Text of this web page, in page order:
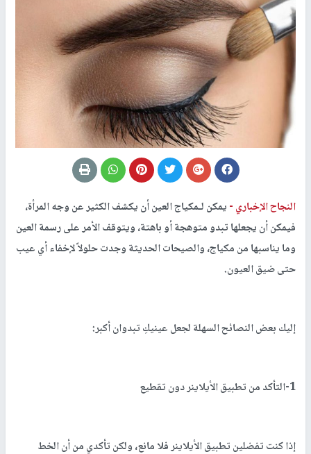
النجاح الإخباري -يمكن لـمكياج العين أن يكشف الكثير عن وجه المرأة،
فيمكن أن يجعلها تبدو متوهجة أو باهتة، ويتوقف الأمر على رسمة العين
وما يناسبها من مكياج، والصيحات الحديثة وجدت حلولاً لإخفاء أي عيب
حتى ضيق العيون.
إليك بعض النصائح السهلة لجعل عينيكِ تبدوان أكبر:
1-التأكد من تطبيق الأيلاينر دون تقطيع
إذا كنت تفضلين تطبيق الأيلاينر فلا مانع، ولكن تأكدي من أن الخط